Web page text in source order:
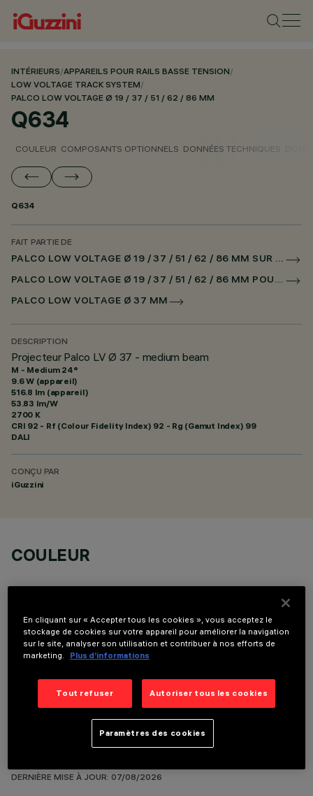
INTÉRIEURS/APPAREILS POUR RAILS BASSE TENSION/
LOW VOLTAGE TRACK SYSTEM/
PALCO LOW VOLTAGE Ø 19 / 37 / 51 / 62 / 86 MM
Q634
COULEUR COMPOSANTS OPTIONNELS DONNÉES TECHNIQUES
Q634
FAIT PARTIE DE
PALCO LOW VOLTAGE Ø 19 / 37 / 51 / 62 / 86 MM SUR RAIL LOW VOLTAGE DALI POWERLINE
PALCO LOW VOLTAGE Ø 19 / 37 / 51 / 62 / 86 MM POUR SUPERRAIL DALI POWERLINE
PALCO LOW VOLTAGE Ø 37 MM
DESCRIPTION
Projecteur Palco LV Ø 37 - medium beam
M - Medium 24°
9.6 W (appareil)
516.8 lm (appareil)
53.83 lm/W
2700 K
CRI 92 - Rf (Colour Fidelity Index) 92 - Rg (Gamut Index) 99
DALI
CONÇU PAR
iGuzzini
COULEUR
COMPOSANTS OPTIONNELS
DERNIÈRE MISE À JOUR: 07/08/2026
En cliquant sur « Accepter tous les cookies », vous acceptez le
stockage de cookies sur votre appareil pour améliorer la navigation
sur le site, analyser son utilisation et contribuer à nos efforts de
marketing.
Plus d’informations
Tout refuser Autoriser tous les cookies
Paramètres des cookies